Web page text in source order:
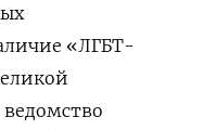
«ЛГБТ-